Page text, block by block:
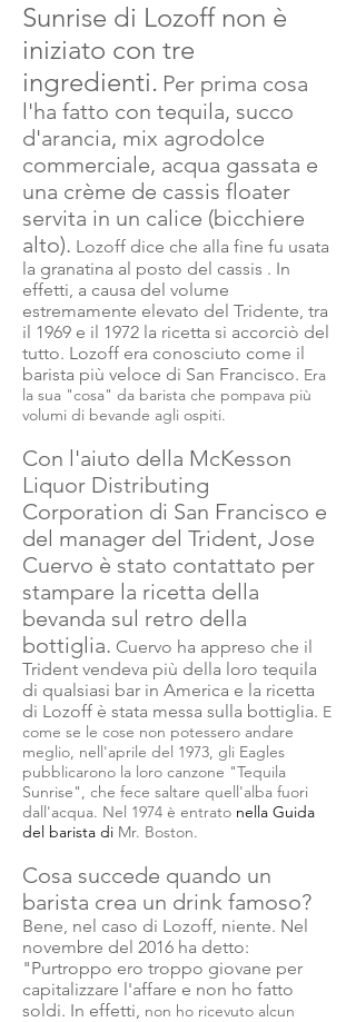
Sunrise di Lozoff non è
iniziato con tre
ingredienti. Per prima cosa
l'ha fatto con tequila, succo
d'arancia, mix agrodolce
commerciale, acqua gassata e
una crème de cassis floater
servita in un calice (bicchiere
alto). Lozoff dice che alla fine fu usata
la granatina al posto del cassis . In
effetti, a causa del volume
estremamente elevato del Tridente, tra
il 1969 e il 1972 la ricetta si accorciò del
tutto. Lozoff era conosciuto come il
barista più veloce di San Francisco. Era
la sua "cosa" da barista che pompava più
volumi di bevande agli ospiti.
Con l'aiuto della McKesson
Liquor Distributing
Corporation di San Francisco e
del manager del Trident, Jose
Cuervo è stato contattato per
stampare la ricetta della
bevanda sul retro della
bottiglia. Cuervo ha appreso che il
Trident vendeva più della loro tequila
di qualsiasi bar in America e la ricetta
di Lozoff è stata messa sulla bottiglia. E
come se le cose non potessero andare
meglio, nell'aprile del 1973, gli Eagles
pubblicarono la loro canzone "Tequila
Sunrise", che fece saltare quell'alba fuori
dall'acqua. Nel 1974 è entrato nella Guida
del barista di Mr. Boston.
Cosa succede quando un
barista crea un drink famoso?
Bene, nel caso di Lozoff, niente. Nel
novembre del 2016 ha detto:
"Purtroppo ero troppo giovane per
capitalizzare l'affare e non ho fatto
soldi. In effetti, non ho ricevuto alcun